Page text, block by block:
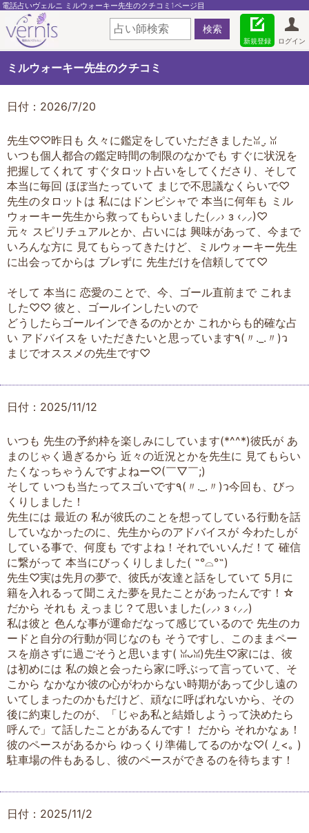
電話占いヴェルニ ミルウォーキー先生のクチコミ1ページ目
ログイン
新規登録
ミルウォーキー先生のクチコミ
日付：2026/7/20
先生♡♡昨日も 久々に鑑定をしていただきましたꈍ .̮ ꈍ
いつも個人都合の鑑定時間の制限のなかでも すぐに状況を
把握してくれて すぐタロット占いをしてくださり、そして
本当に毎回 ほぼ当たっていて まじで不思議なくらいで♡
先生のタロットは 私にはドンピシャで 本当に何年も ミル
ウォーキー先生から救ってもらいました‪(⸝⸝› з ‹⸝⸝)‬♡
元々 スピリチュアルとか、占いには 興味があって、今まで
いろんな方に 見てもらってきたけど、ミルウォーキー先生
に出会ってからは ブレずに 先生だけを信頼してて♡
そして 本当に 恋愛のことで、今、ゴール直前まで これま
した♡♡ 彼と、ゴールインしたいので
どうしたらゴールインできるのかとか これからも的確な占
い アドバイスを いただきたいと思っています٩(〃._.〃)ว
まじでオススメの先生です♡
日付：2025/11/12
いつも 先生の予約枠を楽しみにしています(*^^*)彼氏が あ
まのじゃく過ぎるから 近々の近況とかを先生に 見てもらい
たくなっちゃうんですよねー♡(￣▽￣;)
そして いつも当たってスゴいです‪٩(〃._.〃)ว今回も、びっ
くりしました！
先生には 最近の 私が彼氏のことを想ってしている行動を話
していなかったのに、先生からのアドバイスが 今わたしが
している事で、何度も ですよね！それでいいんだ！て 確信
に繋がって 本当にびっくりしました( ˶°⌓°˶)
先生♡実は先月の夢で、彼氏が友達と話をしていて 5月に
籍を入れるって聞こえた夢を見たことがあったんです！☆
私は彼と 色んな事が運命だなって感じているので 先生のカ
ードと自分の行動が同じなのも そうですし、このままペー
スを崩さずに過ごそうと思います( ꈍᴗꈍ)先生♡家には、彼
は初めには 私の娘と会ったら家に呼ぶって言っていて、そ
こから なかなか彼の心がわからない時期があって少し遠の
いてしまったのかもだけど、頑なに呼ばれないから、その
後に約束したのが、「じゃあ私と結婚しようって決めたら
呼んで」て話したことがあるんです！ だから それかなぁ！
彼のペースがあるから ゆっくり準備してるのかな♡( ﾉ ̫<｡ )
駐車場の件もあるし、彼のペースができるのを待ちます！
日付：2025/11/2